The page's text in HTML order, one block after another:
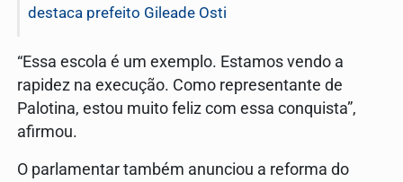
destaca prefeito Gileade Osti
“Essa escola é um exemplo. Estamos vendo a
rapidez na execução. Como representante de
Palotina, estou muito feliz com essa conquista”,
afirmou.
O parlamentar também anunciou a reforma do